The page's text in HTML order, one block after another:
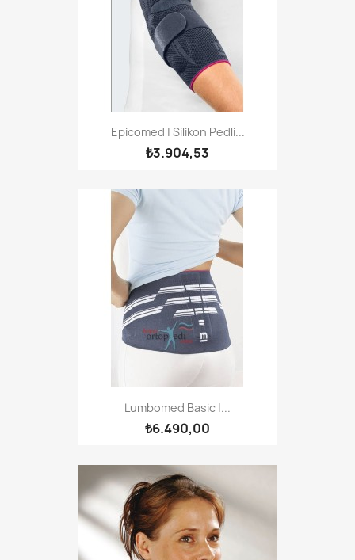
Epicomed | Silikon Pedli...
₺3.904,53
Lumbomed Basic |...
₺6.490,00